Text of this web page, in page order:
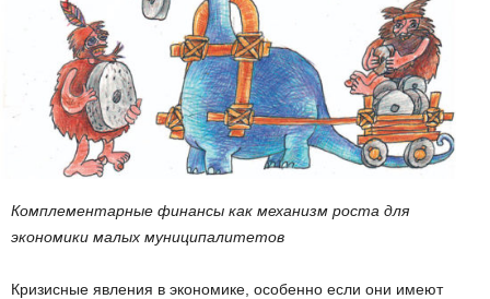
Комплементарные финансы как механизм роста для
экономики малых муниципалитетов
Кризисные явления в экономике, особенно если они имеют